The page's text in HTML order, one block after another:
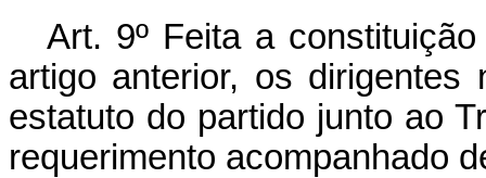
Art. 9º Feita a
artigo anterior, os dirigentes
estatuto do partido junto ao
requerimento acompanhado